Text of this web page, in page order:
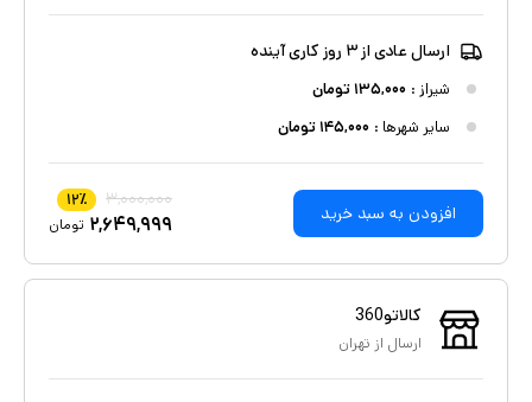
ارسال عادی از ۳ روز کاری آینده
شیراز : ۱۳۵,۰۰۰تومان
سایر شهرها : ۱۴۵,۰۰۰تومان
افزودن به سبد خرید
۳,۰۰۰,۰۰۰ ۱۲٪
۲,۶۴۹,۹۹۹ تومان
کالاتو360
ارسال از تهران